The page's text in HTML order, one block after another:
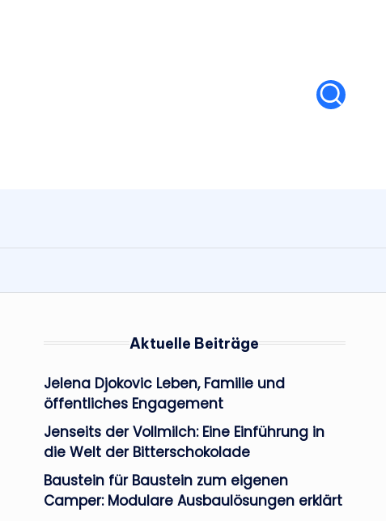
Aktuelle Beiträge
Jelena Djokovic Leben, Familie und
öffentliches Engagement
Jenseits der Vollmilch: Eine Einführung in
die Welt der Bitterschokolade
Baustein für Baustein zum eigenen
Camper: Modulare Ausbaulösungen erklärt